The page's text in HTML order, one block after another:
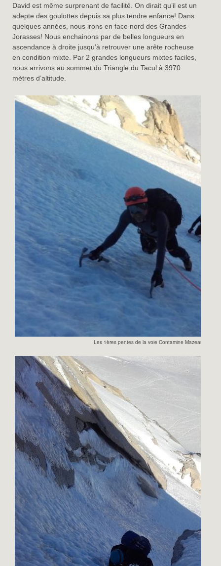
David est même surprenant de facilité. On dirait qu’il est un
adepte des goulottes depuis sa plus tendre enfance! Dans
quelques années, nous irons en face nord des Grandes
Jorasses! Nous enchainons par de belles longueurs en
ascendance à droite jusqu’à retrouver une arête rocheuse
en condition mixte. Par 2 grandes longueurs mixtes faciles,
nous arrivons au sommet du Triangle du Tacul à 3970
mètres d’altitude.
Les 1ères pentes de la voie Contamine Mazeaud au